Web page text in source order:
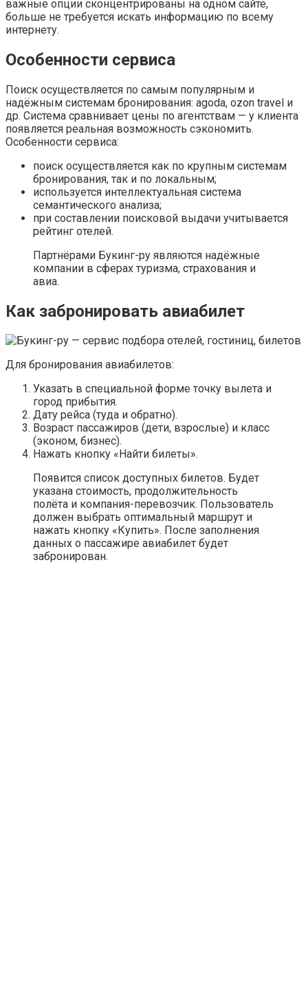
важные опции сконцентрированы на одном сайте,
больше не требуется искать информацию по всему
интернету.
Особенности сервиса
Поиск осуществляется по самым популярным и
надёжным системам бронирования: agoda, ozon travel и
др. Система сравнивает цены по агентствам — у клиента
появляется реальная возможность сэкономить.
Особенности сервиса:
поиск осуществляется как по крупным системам
бронирования, так и по локальным;
используется интеллектуальная система
семантического анализа;
при составлении поисковой выдачи учитывается
рейтинг отелей.
Партнёрами Букинг-ру являются надёжные
компании в сферах туризма, страхования и
авиа.
Как забронировать авиабилет
Для бронирования авиабилетов:
Указать в специальной форме точку вылета и
город прибытия.
Дату рейса (туда и обратно).
Возраст пассажиров (дети, взрослые) и класс
(эконом, бизнес).
Нажать кнопку «Найти билеты».
Появится список доступных билетов. Будет
указана стоимость, продолжительность
полёта и компания-перевозчик. Пользователь
должен выбрать оптимальный маршрут и
нажать кнопку «Купить». После заполнения
данных о пассажире авиабилет будет
забронирован.